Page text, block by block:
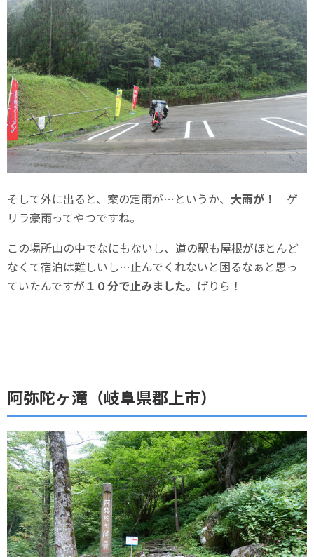
そして外に出ると、案の定雨が…というか、 大雨が！
ゲ
リラ豪雨ってやつですね。
この場所山の中でなにもないし、道の駅も屋根がほとんど
なくて宿泊は難しいし…止んでくれないと困るなぁと思っ
ていたんですが１０分で止みました。 げりら！
阿弥陀ヶ滝（岐阜県郡上市）